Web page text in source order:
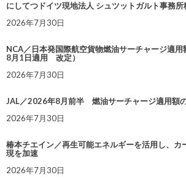
にしてつドイツ現地法人 シュツットガルト事務
2026年7月30日
NCA／日本発国際航空貨物燃油サーチャージ適
8月1日適用 改定）
2026年7月30日
JAL／2026年8月前半 燃油サーチャージ適用額
2026年7月30日
椿本チエイン／再生可能エネルギーを活用し、カ
現を加速
2026年7月30日